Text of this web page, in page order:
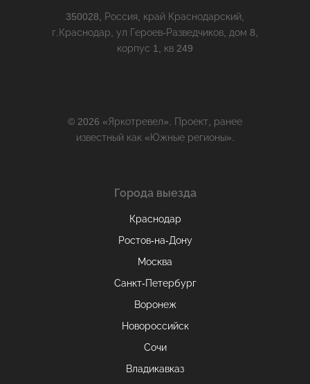
350028, Россия, край Краснодарский,
г.Краснодар, ул Героев-Разведчиков, дом 8,
корпус 1, кв 249
© 2026 «Яркотревел». Проект, ранее
известный как «Южные регионы».
Города выезда
Краснодар
Ростов-на-Дону
Москва
Санкт-Петербург
Воронеж
Новороссийск
Сочи
Владикавказ